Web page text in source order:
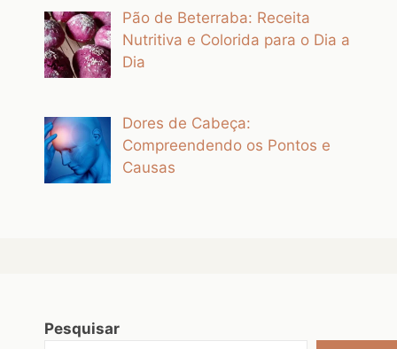
Pão de Beterraba: Receita
Nutritiva e Colorida para o Dia a
Dia
Dores de Cabeça:
Compreendendo os Pontos e
Causas
Pesquisar